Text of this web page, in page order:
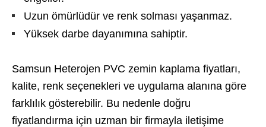
Uzun ömürlüdür ve renk solması yaşanmaz.
Yüksek darbe dayanımına sahiptir.
Samsun Heterojen PVC zemin kaplama fiyatları,
kalite, renk seçenekleri ve uygulama alanına göre
farklılık gösterebilir. Bu nedenle doğru
fiyatlandırma için uzman bir firmayla iletişime